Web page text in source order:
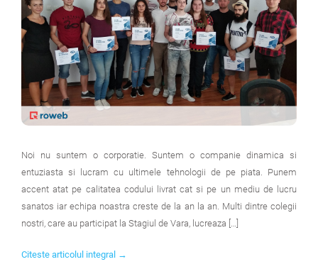
Noi nu suntem o corporatie. Suntem o companie dinamica si
entuziasta si lucram cu ultimele tehnologii de pe piata. Punem
accent atat pe calitatea codului livrat cat si pe un mediu de lucru
sanatos iar echipa noastra creste de la an la an. Multi dintre colegii
nostri, care au participat la Stagiul de Vara, lucreaza […]
Citeste articolul integral →